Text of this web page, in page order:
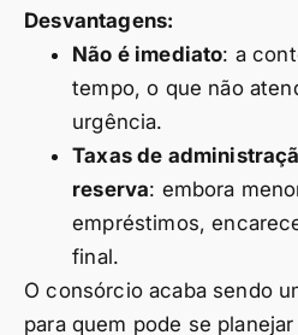
Desvantagens:
Não é imediato: a
tempo, o que não
urgência.
Taxas de
reserva: embora
empréstimos,
final.
O consórcio acaba sendo
para quem pode se